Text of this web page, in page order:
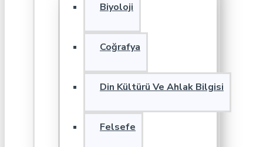
Biyoloji
Coğrafya
Din Kültürü Ve Ahlak Bilgisi
Felsefe